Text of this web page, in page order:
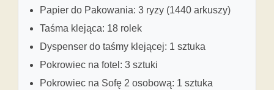
Papier do Pakowania: 3 ryzy (1440 arkuszy)
Taśma klejąca: 18 rolek
Dyspenser do taśmy klejącej: 1 sztuka
Pokrowiec na fotel: 3 sztuki
Pokrowiec na Sofę 2 osobową: 1 sztuka